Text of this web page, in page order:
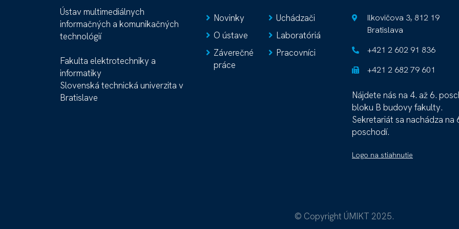
Ústav multimediálnych
informačných a komunikačných
technológií
Fakulta elektrotechniky a
informatiky
Slovenská technická univerzita v
Bratislave
Novinky
Uchádzači
O ústave
Laboratóriá
Záverečné
práce
Pracovníci
Ilkovičova 3, 812 19
Bratislava
+421 2 602 91 836
+421 2 682 79 601
Nájdete nás na 4. až 6.
bloku B budovy fakulty.
Sekretariát sa nachádza na
poschodí.
Logo na stiahnutie
© Copyright ÚMIKT 2025.